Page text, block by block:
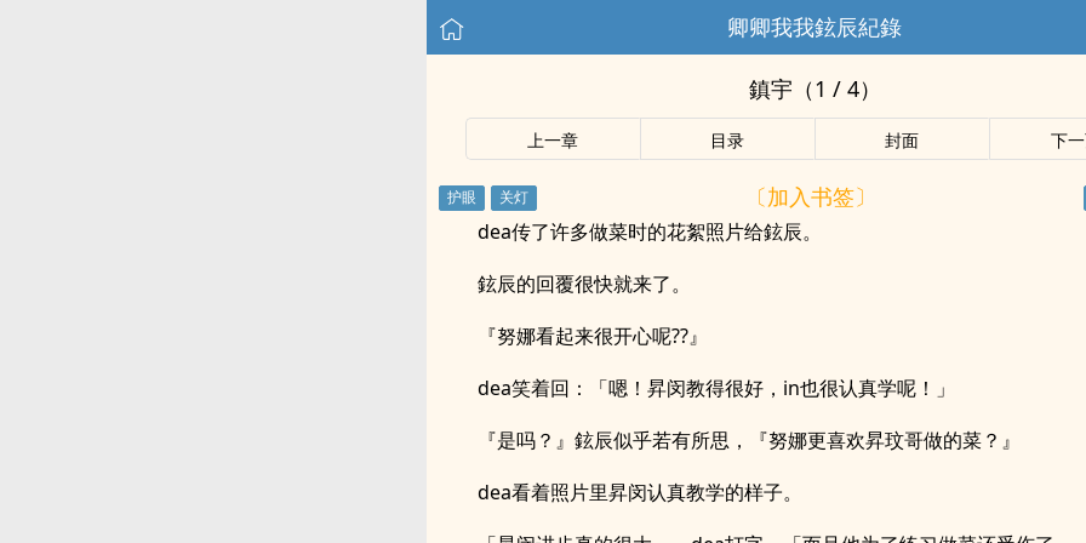
卿卿我我鉉辰紀錄
鎮宇（1 / 4）
上一章 目录 封面 下
〔加入书签〕
dea传了许多做菜时的花絮照片给鉉辰。
鉉辰的回覆很快就来了。
『努娜看起来很开心呢??』
dea笑着回：「嗯！昇闵教得很好，in也很认真学呢！」
『是吗？』鉉辰似乎若有所思，『努娜更喜欢昇玟哥做的菜？』
dea看着照片里昇闵认真教学的样子。